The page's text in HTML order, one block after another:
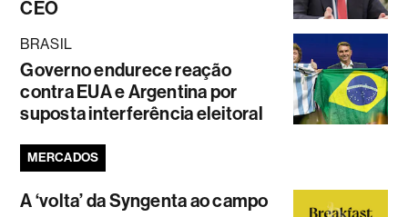
CEO
BRASIL
Governo endurece reação
contra EUA e Argentina por
suposta interferência eleitoral
MERCADOS
A ‘volta’ da Syngenta ao campo